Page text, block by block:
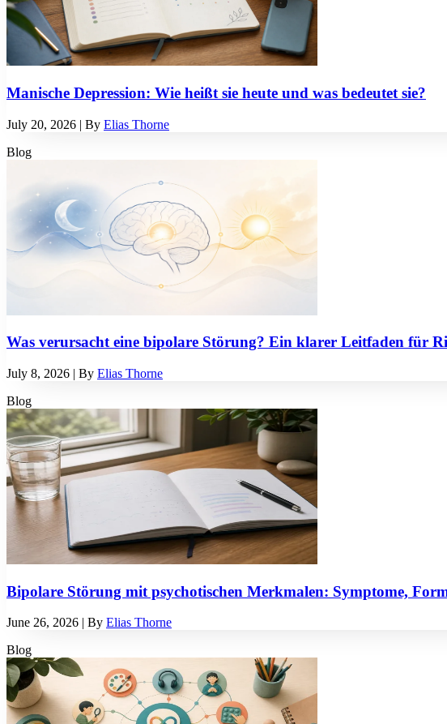
Manische Depression: Wie heißt sie heute und was bedeutet sie?
July 20, 2026 | By Elias Thorne
Blog
Was verursacht eine bipolare Störung? Ein klarer Leitfaden für
July 8, 2026 | By Elias Thorne
Blog
Bipolare Störung mit psychotischen Merkmalen: Symptome,
June 26, 2026 | By Elias Thorne
Blog